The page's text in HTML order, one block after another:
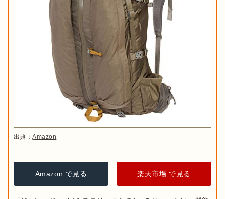
出典：Amazon
Amazon で見る 楽天市場 で見る